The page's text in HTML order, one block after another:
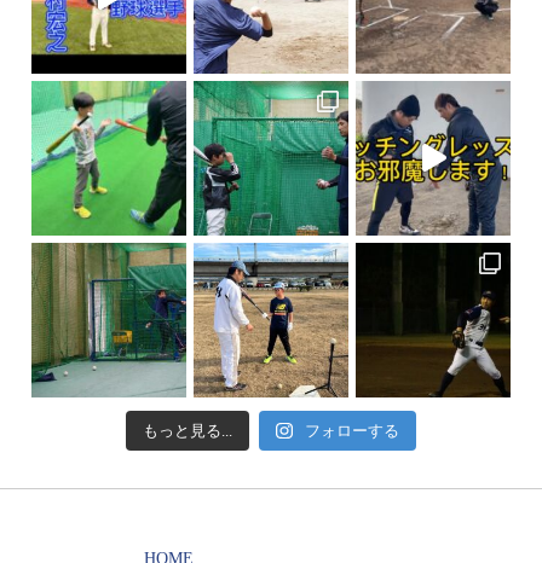
もっと見る... フォローする
HOME